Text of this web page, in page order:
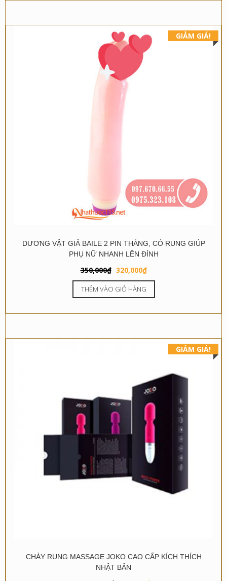
GIẢM GIÁ!
DƯƠNG VẬT GIẢ BAILE 2 PIN THẲNG, CÓ RUNG GIÚP
PHỤ NỮ NHANH LÊN ĐỈNH
350,000₫ Giá
gốc
là:
320,000₫Giá
hiện
320,000₫.
THÊM VÀO GIỎ HÀNG
GIẢM GIÁ!
CHÀY RUNG MASSAGE JOKO CAO CẤP KÍCH THÍCH
NHẬT BẢN